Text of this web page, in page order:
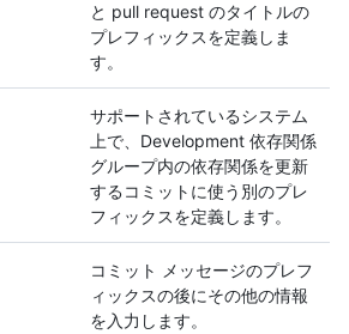
と pull request のタイトルの
プレフィックスを定義しま
す。
サポートされているシステム
上で、Development 依存関係
グループ内の依存関係を更新
するコミットに使う別のプレ
フィックスを定義します。
コミット メッセージのプレフ
ィックスの後にその他の情報
を入力します。